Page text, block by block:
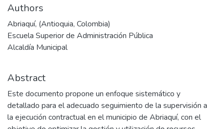
Authors
Abriaquí, (Antioquia, Colombia)
Escuela Superior de Administración Pública
Alcaldía Municipal
Abstract
Este documento propone un enfoque sistemático y
detallado para el adecuado seguimiento de la supervisión a
la ejecución contractual en el municipio de Abriaquí, con el